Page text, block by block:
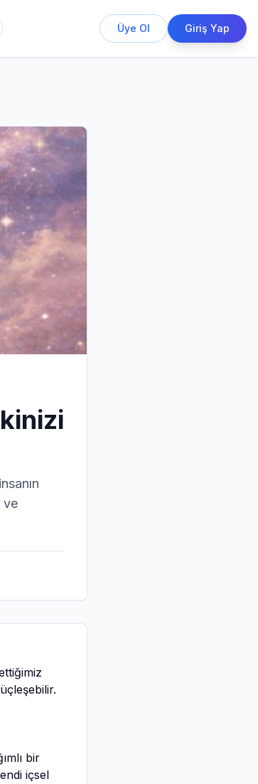
Üye Ol Giriş Yap
ve
bir
içsel